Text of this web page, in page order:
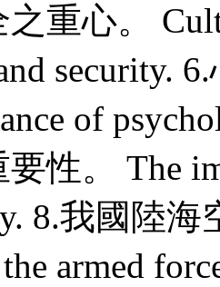
重心。
security.
of
性。 The
8.我國陸
armed